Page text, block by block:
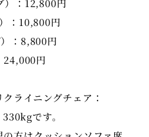
）：12,800円
：10,800円
：8,800円
24,000円
ライニングチェア：
です。